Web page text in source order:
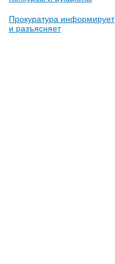
Прокуратура информирует
и разъясняет